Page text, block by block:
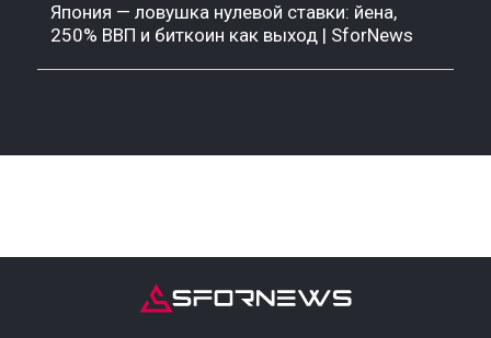
Япония — ловушка нулевой ставки: йена,
250% ВВП и биткоин как выход | SforNews